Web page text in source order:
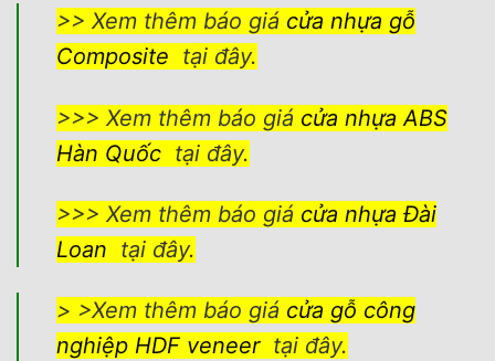
>> Xem thêm báo giá cửa nhựa gỗ
Composite tại đây.
>>> Xem thêm báo giá cửa nhựa ABS
Hàn Quốctại đây.
>>> Xem thêm báo giá cửa nhựa Đài
Loan tại đây.
> >Xem thêm báo giá cửa gỗ công
nghiệp HDF veneertại đây.